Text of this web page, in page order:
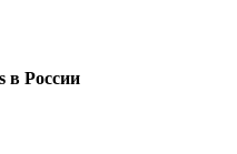
в России